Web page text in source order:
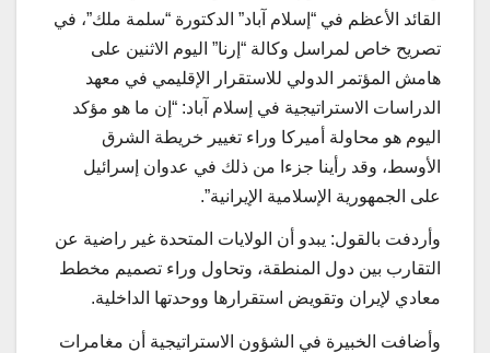
القائد الأعظم في “إسلام آباد” الدكتورة “سلمة ملك”، في
تصریح خاص لمراسل وکالة “إرنا” اليوم الاثنين على
هامش المؤتمر الدولي للاستقرار الإقليمي في معهد
الدراسات الاستراتيجية في إسلام آباد: “إن ما هو مؤكد
اليوم هو محاولة أميركا وراء تغيير خريطة الشرق
الأوسط، وقد رأينا جزءا من ذلك في عدوان إسرائيل
على الجمهورية الإسلامية الإيرانية”.
وأردفت بالقول: يبدو أن الولايات المتحدة غير راضية عن
التقارب بين دول المنطقة، وتحاول وراء تصميم مخطط
معادي لإيران وتقويض استقرارها ووحدتها الداخلية.
وأضافت الخبيرة في الشؤون الاستراتيجية أن مغامرات